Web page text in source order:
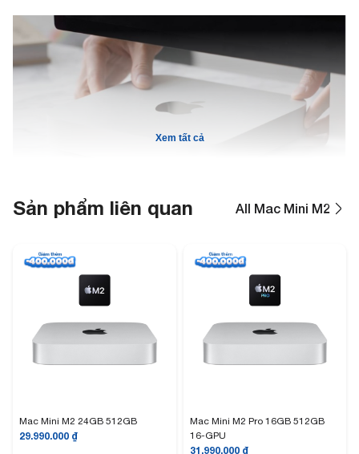
nhất là Bạc (Silver).
Thiết bị có kích thước W19.70 x H3.58 x D19.70 (cm). Trọng lượng chỉ
khoảng 1.18kg. Với thiết kế gọn nhẹ, người dùng có thể dễ dàng
mang đi khắp mọi nơi mà không lo gián đoạn công việc.
Mac Mini M2 2023 được tạo ra bằng chất liệu sản phẩm cao cấp, cứng
cáp, tản nhiệt tốt. Điều đó giúp tăng độ bền khi sử dụng nhiều năm
cũng là điểm cộng khá lớn cho người dùng.
Về cấu hình Mac mini M2 2023:
Có CPU 8 nhân hiệu suất cao cùng GPU 10 nhân, cho hiệu suất đáng
kinh ngạc. Với bộ nhớ hợp nhất lên tới 24GB và băng thông
Xem tất cả
Sản phẩm liên quan All Mac Mini M2
Mac Mini M2 24GB 512GB
29.990.000 ₫
Mac Mini M2 Pro 16GB 512GB
16-GPU
31.990.000 ₫